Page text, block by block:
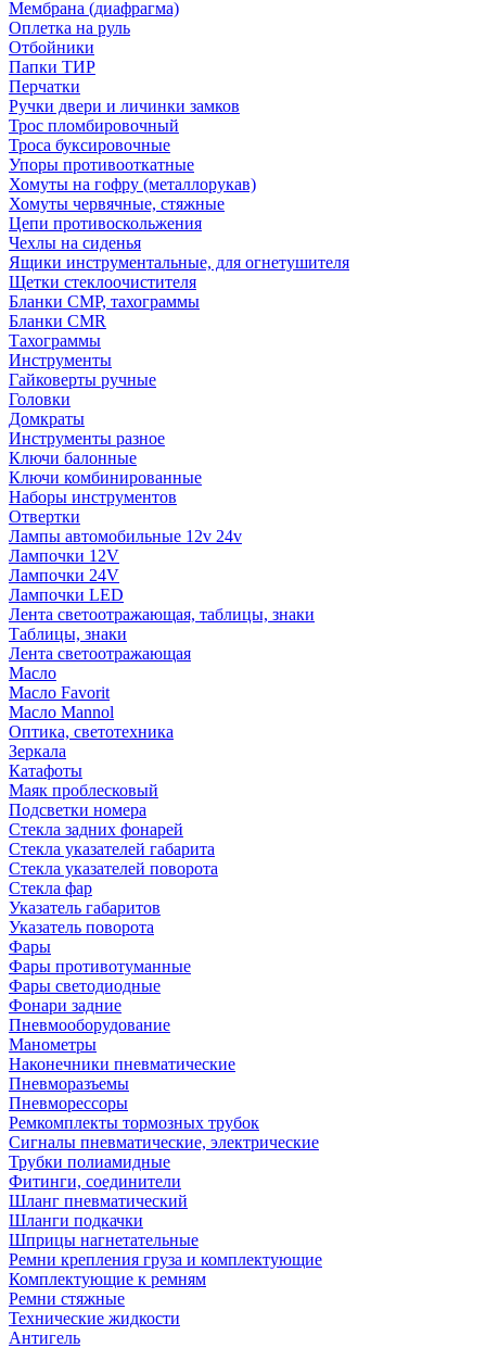
Мембрана (диафрагма)
Оплетка на руль
Отбойники
Папки ТИР
Перчатки
Ручки двери и личинки замков
Трос пломбировочный
Троса буксировочные
Упоры противооткатные
Хомуты на гофру (металлорукав)
Хомуты червячные, стяжные
Цепи противоскольжения
Чехлы на сиденья
Ящики инструментальные, для огнетушителя
Щетки стеклоочистителя
Бланки СМР, тахограммы
Бланки CMR
Тахограммы
Инструменты
Гайковерты ручные
Головки
Домкраты
Инструменты разное
Ключи балонные
Ключи комбинированные
Наборы инструментов
Отвертки
Лампы автомобильные 12v 24v
Лампочки 12V
Лампочки 24V
Лампочки LED
Лента светоотражающая, таблицы, знаки
Таблицы, знаки
Лента светоотражающая
Масло
Масло Favorit
Масло Mannol
Оптика, светотехника
Зеркала
Катафоты
Маяк проблесковый
Подсветки номера
Стекла задних фонарей
Стекла указателей габарита
Стекла указателей поворота
Стекла фар
Указатель габаритов
Указатель поворота
Фары
Фары противотуманные
Фары светодиодные
Фонари задние
Пневмооборудование
Манометры
Наконечники пневматические
Пневморазъемы
Пневморессоры
Ремкомплекты тормозных трубок
Сигналы пневматические, электрические
Трубки полиамидные
Фитинги, соединители
Шланг пневматический
Шланги подкачки
Шприцы нагнетательные
Ремни крепления груза и комплектующие
Комплектующие к ремням
Ремни стяжные
Технические жидкости
Антигель